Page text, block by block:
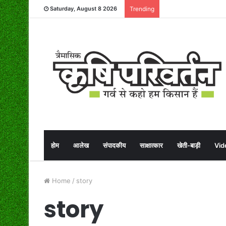
Saturday, August 8 2026 Trending
होम आलेख संपादकीय साक्षात्कार खेती-बाड़ी
Home / story
story